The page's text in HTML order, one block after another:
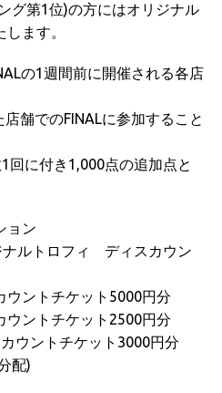
グ第1位)の方にはオリジナル
ます。
の1週間前に開催される各店
舗でのFINALに参加すること
回に付き1,000点の追加点と
ョン
ナルトロフィ ディスカウン
ントチケット5000円分
ントチケット2500円分
ウントチケット3000円分
配)